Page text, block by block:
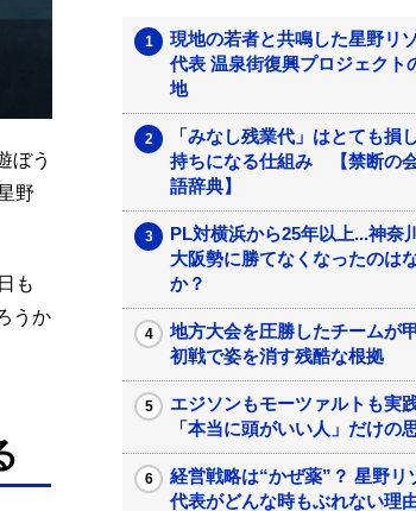
ぼう
野
も
うか
現地の若者と共鳴した星野リ
代表 温泉街復興プロジェクト
地
「みなし残業代」はとても損
持ちになる仕組み 【禁断の
語辞典】
PL対横浜から25年以上...神奈
大阪勢に勝てなくなったのは
か？
地方大会を圧勝したチームが
初戦で姿を消す残酷な根拠
エジソンもモーツァルトも実
「本当に頭がいい人」だけの
経営戦略は“かぜ薬”？ 星野リ
代表がどんな時もぶれない理